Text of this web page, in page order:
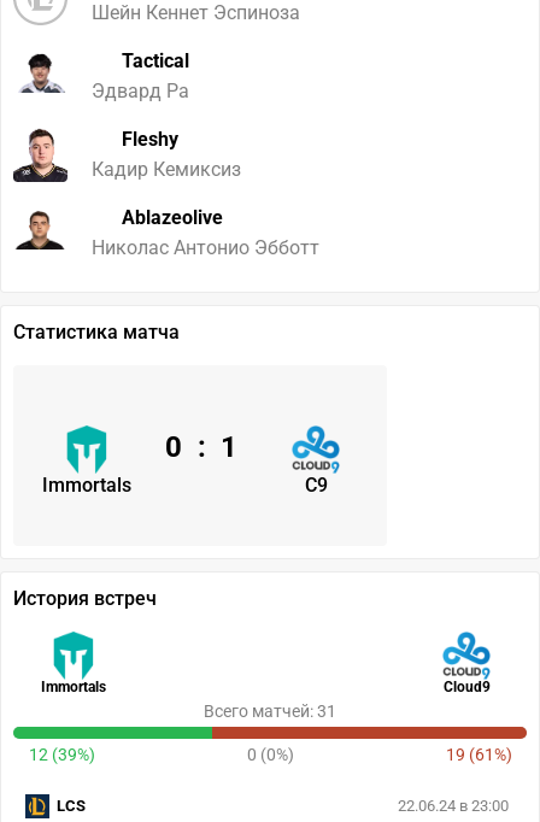
Шейн Кеннет Эспиноза
Tactical
Эдвард Ра
Fleshy
Кадир Кемиксиз
Ablazeolive
Николас Антонио Эбботт
Статистика матча
Immortals C9
0 : 1
История встреч
Immortals Cloud9
Всего матчей: 31
12 (39%) 0 (0%) 19 (61%)
22.06.24 в 23:00
LCS